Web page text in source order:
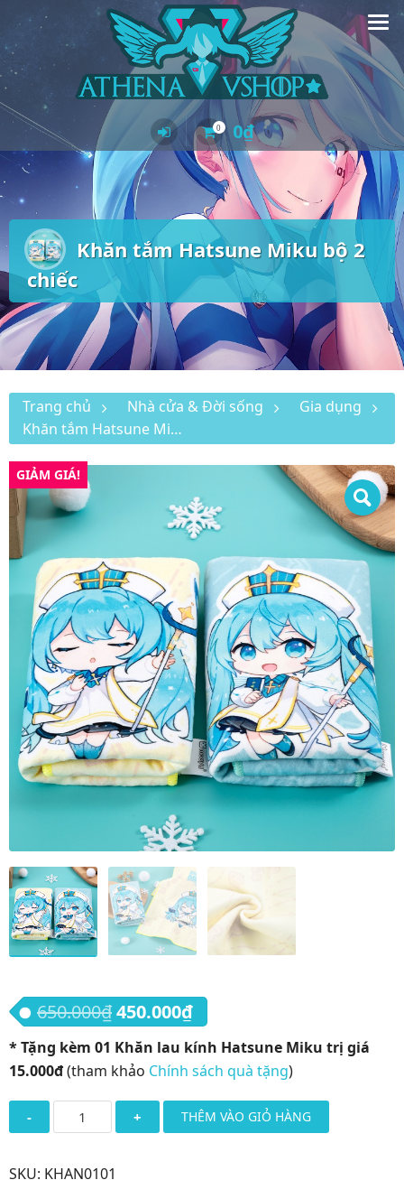
content
0 0₫
Khăn tắm Hatsune Miku bộ 2
chiếc
Trang chủ Nhà cửa & Đời sống
Gia dụng
Khăn tắm Hatsune Miku bộ 2 chiếc
GIẢM GIÁ!
650.000₫Giá gốc là: 650.000₫.
450.000₫Giá hiện tại là: 450.000₫.
* Tặng kèm 01 Khăn lau kính Hatsune Miku trị giá
15.000đ(tham khảo Chính sách quà tặng)
Khăn
tắm
THÊM VÀO GIỎ HÀNG
SKU: KHAN0101